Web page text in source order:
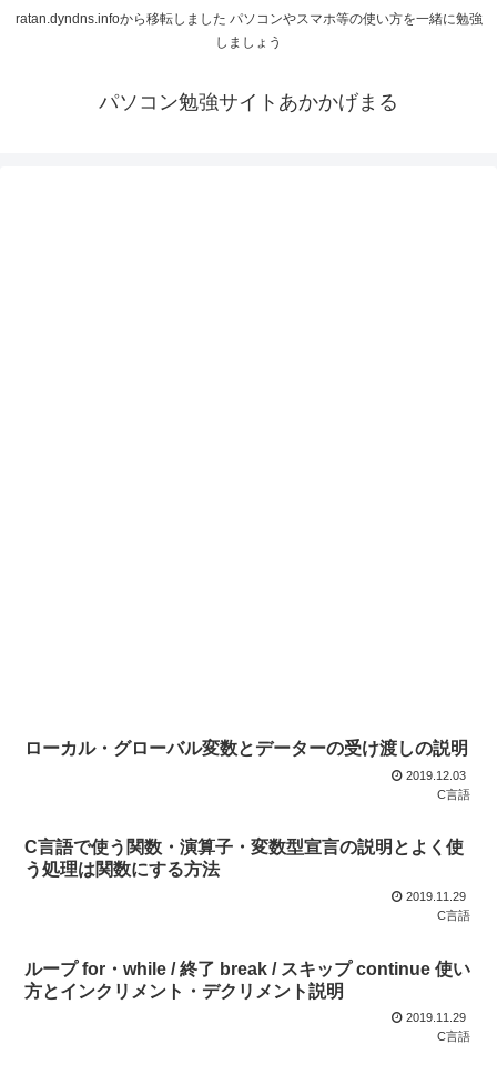
ratan.dyndns.infoから移転しました パソコンやスマホ等の使い方を一緒に勉強
しましょう
パソコン勉強サイトあかかげまる
ローカル・グローバル変数とデーターの受け渡しの説明
2019.12.03
C言語
C言語で使う関数・演算子・変数型宣言の説明とよく使
う処理は関数にする方法
2019.11.29
C言語
ループ for・while / 終了 break / スキップ continue 使い
方とインクリメント・デクリメント説明
2019.11.29
C言語